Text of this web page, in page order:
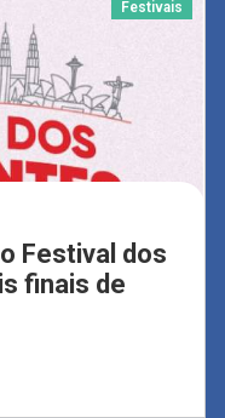
Festivais
Festival dos
finais de